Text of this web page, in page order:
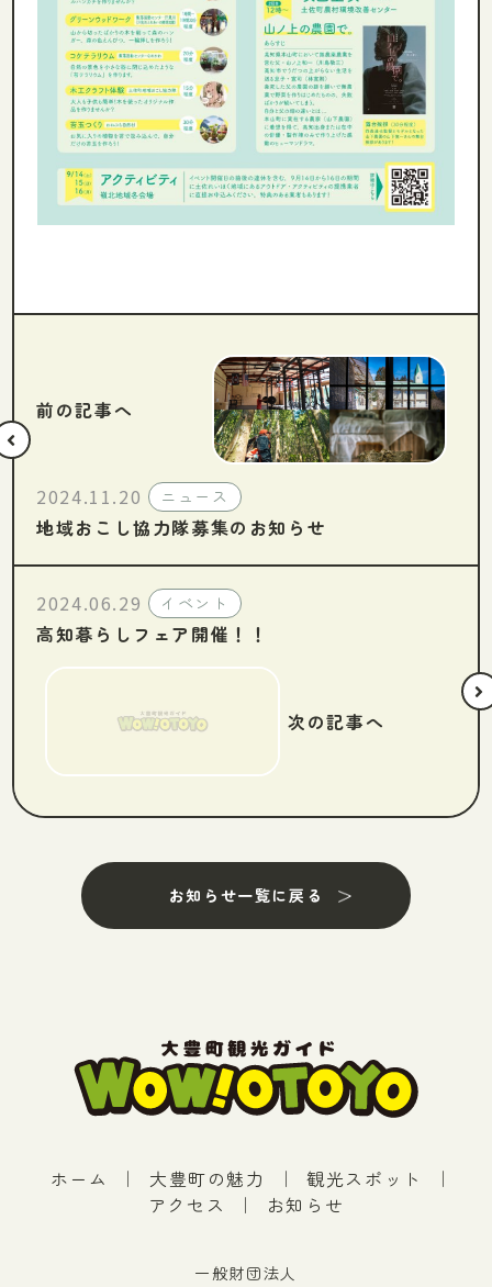
前の記事へ
2024.11.20 ニュース
地域おこし協力隊募集のお知らせ
2024.06.29 イベント
高知暮らしフェア開催！！
次の記事へ
お知らせ一覧に戻る
ホーム ｜ 大豊町の魅力 ｜ 観光スポット
｜
アクセス
｜ お知らせ
一般財団法人